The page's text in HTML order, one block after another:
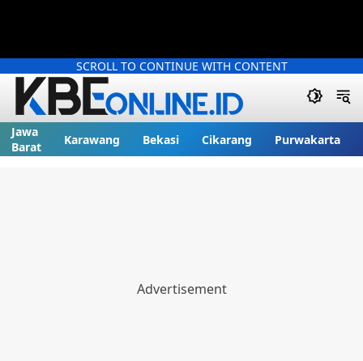
SCROLL TO CONTINUE WITH CONTENT
Jawa
Barat
Karawang Bekasi Cikarang Purwakarta